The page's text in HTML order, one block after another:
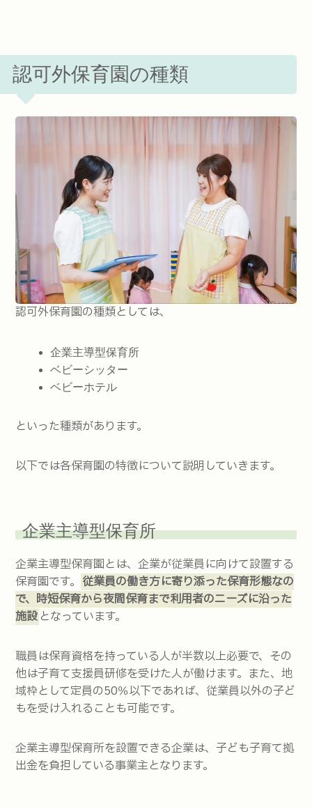
認可外保育園の種類
認可外保育園の種類としては、
企業主導型保育所
ベビーシッター
ベビーホテル
といった種類があります。
以下では各保育園の特徴について説明していきます。
企業主導型保育所
企業主導型保育園とは、企業が従業員に向けて設置する
保育園です。 従業員の働き方に寄り添った保育形態なの
で、時短保育から夜間保育まで利用者のニーズに沿った
施設 となっています。
職員は保育資格を持っている人が半数以上必要で、その
他は子育て支援員研修を受けた人が働けます。また、地
域枠として定員の50％以下であれば、従業員以外の子ど
もを受け入れることも可能です。
企業主導型保育所を設置できる企業は、子ども子育て拠
出金を負担している事業主となります。